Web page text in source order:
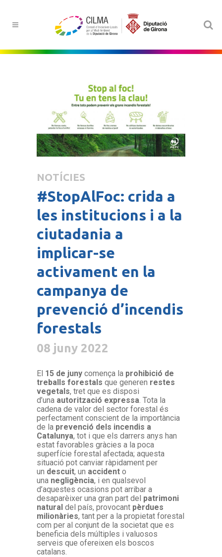
NOTÍCIES
#StopAlFoc: crida a
les institucions i a la
ciutadania a
implicar-se
activament en la
campanya de
prevenció d’incendis
forestals
08 juny 2022
El 15 de juny comença la prohibició de
treballs forestals que generen restes
vegetals, tret que es disposi
d’una autorització expressa. Tota la
cadena de valor del sector forestal és
perfectament conscient de la importància
de la prevenció dels incendis a
Catalunya, tot i que els darrers anys han
estat favorables gràcies a la poca
superfície forestal afectada; aquesta
situació pot canviar ràpidament per
un descuit, un accident o
una negligència, i en qualsevol
d’aquestes ocasions pot arribar a
desaparèixer una gran part del patrimoni
natural del país, provocant pèrdues
milionàries, tant per a la propietat forestal
com per al conjunt de la societat que es
beneficia dels múltiples i valuosos
serveis que ofereixen els boscos
catalans.